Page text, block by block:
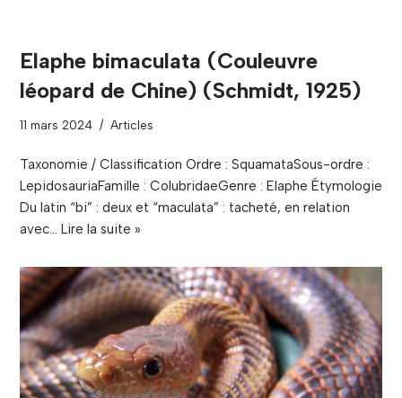
Elaphe bimaculata (Couleuvre
léopard de Chine) (Schmidt, 1925)
11 mars 2024 Articles
Taxonomie / Classification Ordre : SquamataSous-ordre :
LepidosauriaFamille : ColubridaeGenre : Elaphe Étymologie
Du latin “bi” : deux et “maculata” : tacheté, en relation
avec… Lire la suite »